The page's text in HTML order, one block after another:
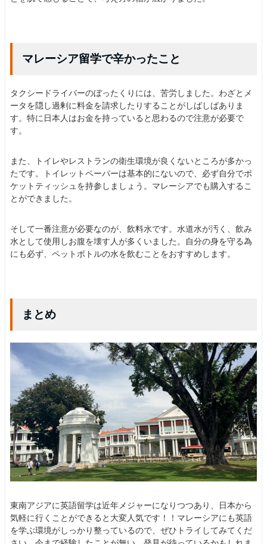
マレーシア留学で辛かったこと
タクシードライバーのぼったくりには、苦労しました。わざとメ
ータを隠し過剰に料金を請求したりすることがしばしばありま
す。特に日本人はお金を持っていると思わるので注意が必要で
す。
また、トイレやレストランの衛生環境が良くないところが多かっ
たです。トイレットペーパーは基本的にないので、必ず自分でポ
ケットティッシュを持参しましょう。マレーシアでも購入するこ
とができました。
そして一番注意が必要なのが、飲料水です。水道水が汚く、飲み
水として使用しお腹を壊す人が多くいました。自分の身を守る為
にも必ず、ペットボトルの水を飲むことをおすすめします。
まとめ
東南アジアに英語留学は近年メジャーになりつつあり、日本から
気軽に行くことができると大変人気です！！マレーシアにも英語
を学ぶ環境がしっかり整っているので、ぜひトライしてみてくだ